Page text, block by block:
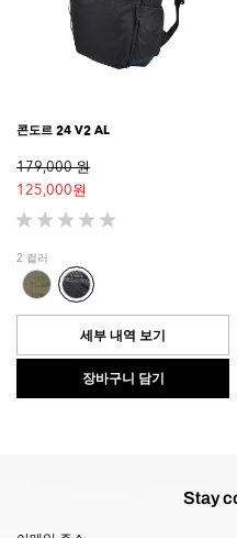
콘도르 24 V2 AL
179,000 원
125,000 원
별
5
개
중
0.0
입
다.
2 컬러
세부 내역 보기
장바구니 담기
Stay